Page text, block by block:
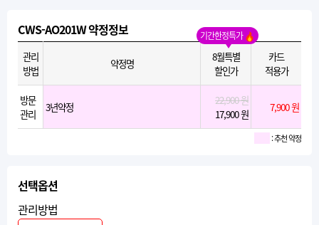
CWS-AO201W 약정정보 기간한정특가
관리
방법
약정명
8월특별
할인가
카드
적용가
방문
관리
3년약정
22,900 원
17,900 원
7,900 원
: 추천 약정
선택옵션
관리방법